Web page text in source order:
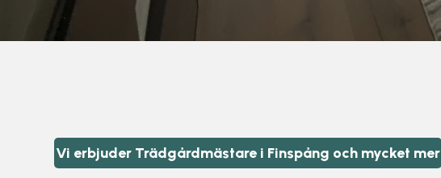
Vi erbjuder Trädgårdmästare i Finspång och mycket mer